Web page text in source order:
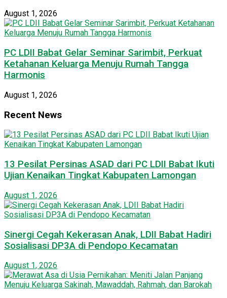
August 1, 2026
PC LDII Babat Gelar Seminar Sarimbit, Perkuat
Ketahanan Keluarga Menuju Rumah Tangga
Harmonis
August 1, 2026
Recent News
13 Pesilat Persinas ASAD dari PC LDII Babat Ikuti
Ujian Kenaikan Tingkat Kabupaten Lamongan
August 1, 2026
Sinergi Cegah Kekerasan Anak, LDII Babat Hadiri
Sosialisasi DP3A di Pendopo Kecamatan
August 1, 2026